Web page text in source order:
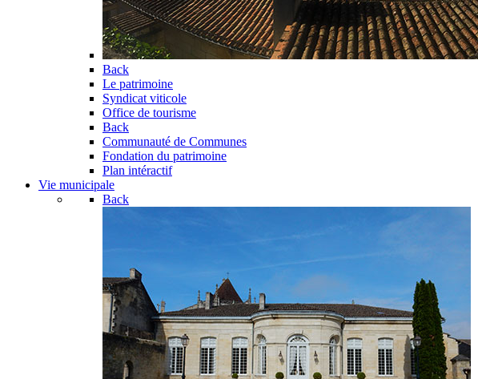
Back
Le patrimoine
Syndicat viticole
Office de tourisme
Back
Communauté de Communes
Fondation du patrimoine
Plan intéractif
Vie municipale
Back